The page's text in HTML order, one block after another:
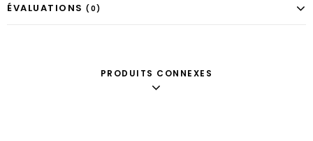
ÉVALUATIONS (0)
PRODUITS CONNEXES